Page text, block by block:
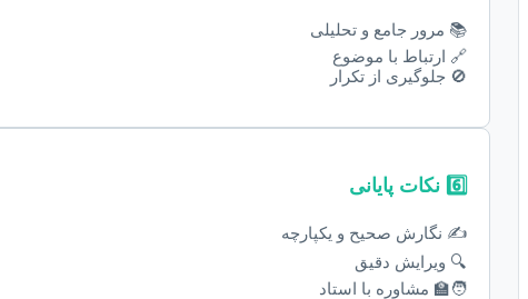
📚 مرور جامع و تحلیلی
🔗 ارتباط با موضوع
🚫 جلوگیری از تکرار
6️⃣ نکات پایانی
✍️ نگارش صحیح و یکپارچه
🔍 ویرایش دقیق
🧑‍🏫 مشاوره با استاد